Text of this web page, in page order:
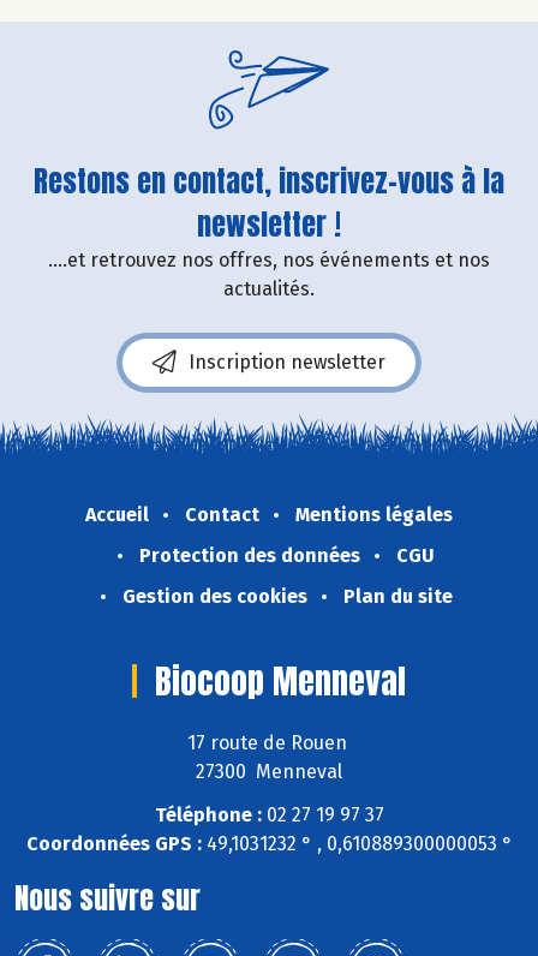
Restons en contact, inscrivez-vous à la
newsletter !
....et retrouvez nos offres, nos événements et nos
actualités.
Inscription newsletter
Accueil Contact
Mentions légales
Protection des données
CGU
Gestion des cookies
Plan du site
Biocoop Menneval
17 route de Rouen
27300 Menneval
Téléphone :02 27 19 97 37
Coordonnées GPS :49,1031232 ° , 0,610889300000053 °
Nous suivre sur